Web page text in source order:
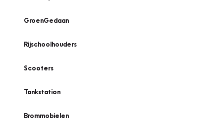
GroenGedaan
Rijschoolhouders
Scooters
Tankstation
Brommobielen